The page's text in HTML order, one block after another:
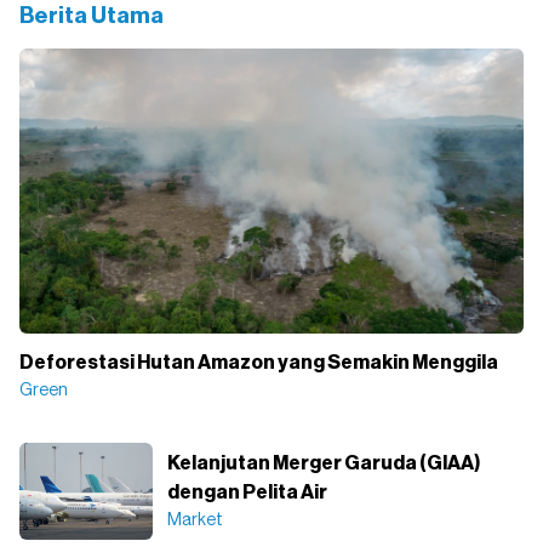
Berita Utama
Deforestasi Hutan Amazon yang Semakin Menggila
Green
Kelanjutan Merger Garuda (GIAA)
dengan Pelita Air
Market